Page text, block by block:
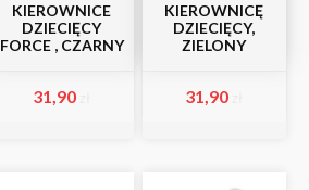
KIEROWNICE
DZIECIĘCY
FORCE , CZARNY
31,90
KIEROWNICĘ
DZIECIĘCY,
ZIELONY
31,90